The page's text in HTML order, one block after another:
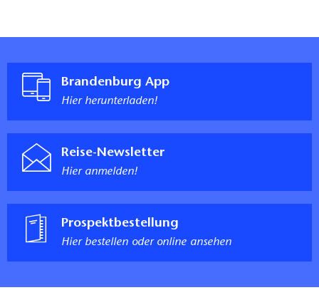
Brandenburg App
Hier herunterladen!
Reise-Newsletter
Hier anmelden!
Prospektbestellung
Hier bestellen oder online ansehen